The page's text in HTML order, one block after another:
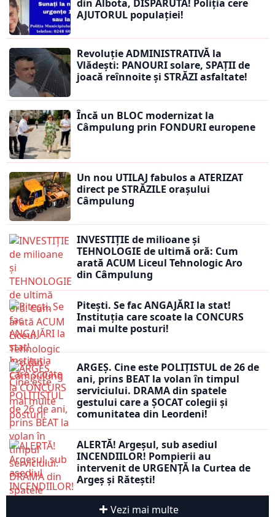
din Albota, DISPĂRUTĂ! Poliția cere
AJUTORUL populației!
Revoluție ADMINISTRATIVĂ la
Vlădești: PANOURI solare, SPAȚII de
joacă reînnoite și STRĂZI asfaltate!
Încă un BLOC modernizat la
Câmpulung prin FONDURI europene
Un nou UTILAJ fabulos a ATERIZAT
direct pe STRĂZILE orașului
Câmpulung
INVESTIȚIE de milioane și
TEHNOLOGIE de ultimă oră: Cum
arată ACUM Liceul Tehnologic Aro
din Câmpulung
Pitești. Se fac ANGAJĂRI la stat!
Instituția care scoate la CONCURS
mai multe posturi!
ARGEȘ. Cine este POLIȚISTUL de 26 de
ani, prins BEAT la volan în timpul
serviciului. DRAMA din spatele
gestului care a ȘOCAT colegii și
comunitatea din Leordeni!
ALERTĂ! Argeșul, sub asediul
INCENDIILOR! Pompierii au
intervenit de URGENȚĂ la Curtea de
Argeș și Rătești!
Vezi mai multe